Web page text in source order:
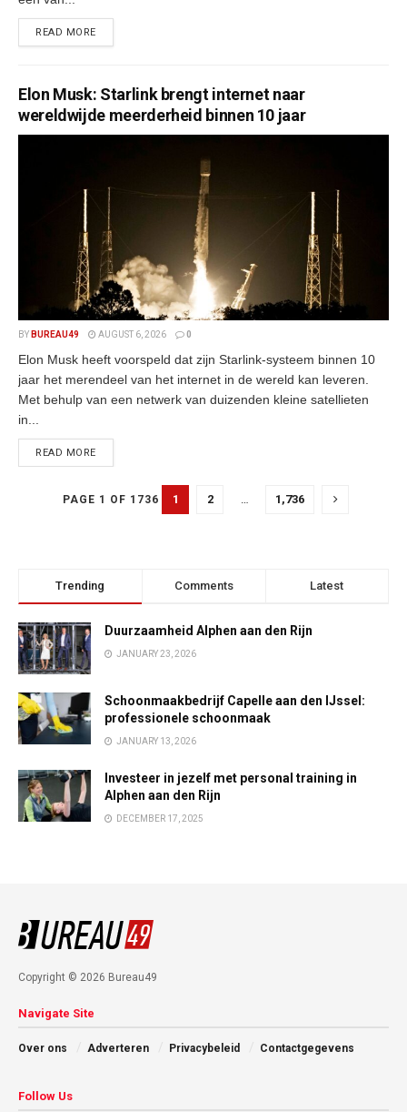
READ MORE
Elon Musk: Starlink brengt internet naar
wereldwijde meerderheid binnen 10 jaar
BY BUREAU49 AUGUST 6, 2026 0
Elon Musk heeft voorspeld dat zijn Starlink-systeem binnen 10
jaar het merendeel van het internet in de wereld kan leveren.
Met behulp van een netwerk van duizenden kleine satellieten
in...
READ MORE
PAGE 1 OF 1736 1 2 1,736
Trending Comments Latest
Duurzaamheid Alphen aan den Rijn
JANUARY 23, 2026
Schoonmaakbedrijf Capelle aan den IJssel:
professionele schoonmaak
JANUARY 13, 2026
Investeer in jezelf met personal training in
Alphen aan den Rijn
DECEMBER 17, 2025
Copyright © 2026 Bureau49
Navigate Site
Over ons Adverteren Privacybeleid Contactgegevens
Follow Us